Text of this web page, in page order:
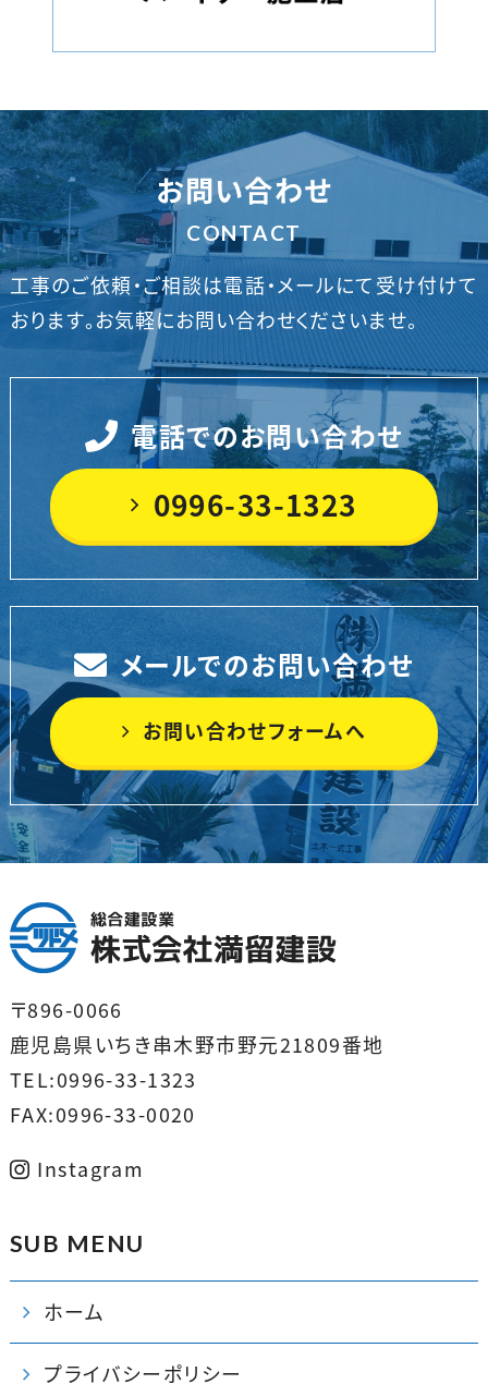
お問い合わせ
CONTACT
工事のご依頼・ご相談は電話・メールにて受け付けて
おります。お気軽にお問い合わせくださいませ。
電話でのお問い合わせ
0996-33-1323
メールでのお問い合わせ
お問い合わせフォームへ
〒896-0066
鹿児島県いちき串木野市野元21809番地
TEL:0996-33-1323
FAX:0996-33-0020
Instagram
SUB MENU
ホーム
プライバシーポリシー